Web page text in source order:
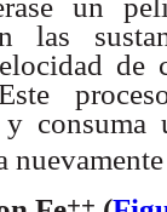
las
de
y consuma
++